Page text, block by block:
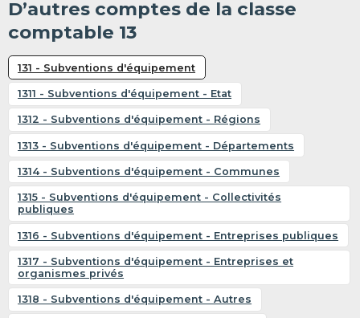
D’autres comptes de la classe
comptable 13
131 - Subventions d'équipement
1311 - Subventions d'équipement - Etat
1312 - Subventions d'équipement - Régions
1313 - Subventions d'équipement - Départements
1314 - Subventions d'équipement - Communes
1315 - Subventions d'équipement - Collectivités
publiques
1316 - Subventions d'équipement - Entreprises publiques
1317 - Subventions d'équipement - Entreprises et
organismes privés
1318 - Subventions d'équipement - Autres